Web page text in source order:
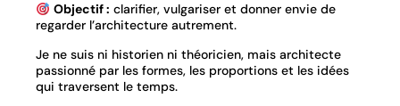
Objectif : clarifier, vulgariser et donner envie de
regarder l’architecture autrement.
Je ne suis ni historien ni théoricien, mais architecte
passionné par les formes, les proportions et les idées
qui traversent le temps.